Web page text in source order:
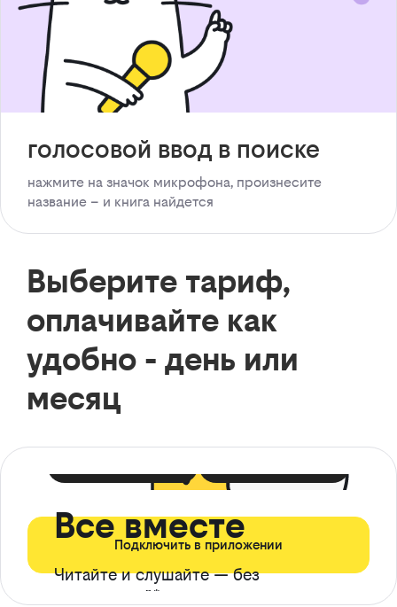
голосовой ввод в поиске
нажмите на значок микрофона, произнесите
название – и книга найдется
Выберите тариф,
оплачивайте как
удобно - день или
месяц
Все вместе
Читайте и слушайте — без
ограничений*
Подключить в приложении